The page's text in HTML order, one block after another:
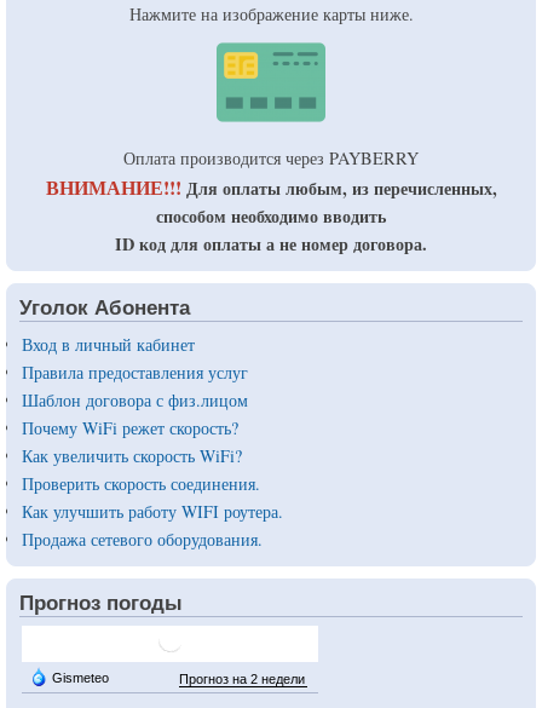
Нажмите на изображение карты ниже.
Оплата производится через PAYBERRY
ВНИМАНИЕ!!! Для оплаты любым, из перечисленных,
способом необходимо вводить
ID код для оплаты а не номер договора.
Уголок Абонента
Вход в личный кабинет
Правила предоставления услуг
Шаблон договора с физ.лицом
Почему WiFi режет скорость?
Как увеличить скорость WiFi?
Проверить скорость соединения.
Как улучшить работу WIFI роутера.
Продажа сетевого оборудования.
Прогноз погоды